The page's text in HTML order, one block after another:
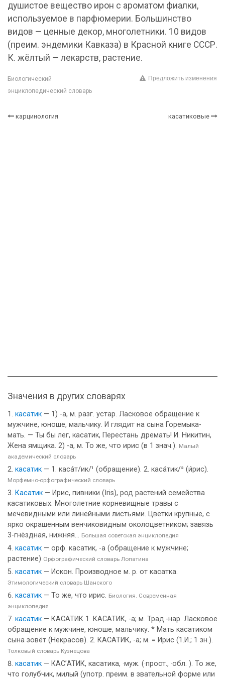
душистое вещество ирон с ароматом фиалки,
используемое в парфюмерии. Большинство
видов — ценные декор, многолетники. 10 видов
(преим. эндемики Кавказа) в Красной книге СССР.
К. жёлтый — лекарств, растение.
Биологический
энциклопедический словарь
Предложить изменения
карцинология касатиковые
Значения в других словарях
касатик — 1) -а, м. разг. устар. Ласковое обращение к
мужчине, юноше, мальчику. И глядит на сына Горемыка-
мать. — Ты бы лег, касатик, Перестань дремать! И. Никитин,
Жена ямщика. 2) -а, м. То же, что ирис (в 1 знач.). Малый
академический словарь
касатик — 1. каса́т/ик/¹ (обращение). 2. каса́тик/² (и́рис).
Морфемно-орфографический словарь
Касатик — Ирис, пивники (Iris), род растений семейства
касатиковых. Многолетние корневищные травы с
мечевидными или линейными листьями. Цветки крупные, с
ярко окрашенным венчиковидным околоцветником; завязь
3-гнёздная, нижняя... Большая советская энциклопедия
касатик — орф. касатик, -а (обращение к мужчине;
растение) Орфографический словарь Лопатина
касатик — Искон. Производное м. р. от касатка.
Этимологический словарь Шанского
касатик — То же, что ирис. Биология. Современная
энциклопедия
касатик — КАСАТИК 1. КАСАТИК, -а; м. Трад.-нар. Ласковое
обращение к мужчине, юноше, мальчику. * Мать касатиком
сына зовёт (Некрасов). 2. КАСАТИК, -а; м. = Ирис (1.И.; 1 зн.).
Толковый словарь Кузнецова
касатик — КАС’АТИК, касатика, ·муж. (·прост., ·обл. ). То же,
что голубчик, милый (употр. преим. в звательной форме или